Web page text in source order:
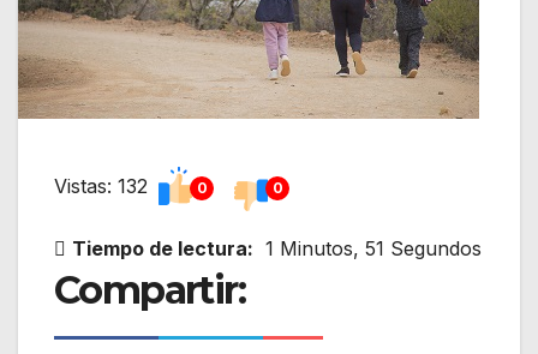
Vistas: 132 0 0
Tiempo de lectura: 1 Minutos, 51 Segundos
Compartir: